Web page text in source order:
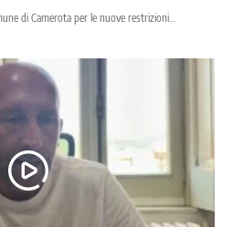
di Camerota per le nuove restrizioni…